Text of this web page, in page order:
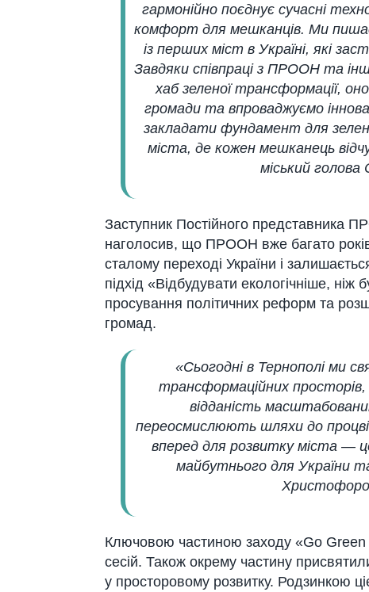
гармонійно поєднує сучасні
комфорт для мешканців. Ми
із перших міст в Україні, які
Завдяки співпраці з ПРООН та
хаб зеленої трансформації,
громади та впроваджуємо
закладати фундамент для
міста, де кожен мешканець
міський голова
Заступник Постійного представника
наголосив, що ПРООН вже багато
сталому переході України і
підхід «Відбудувати екологічніше,
просування політичних реформ та
громад.
«Сьогодні в Тернополі ми
трансформаційних
відданість
переосмислюють шляхи до
вперед для розвитку міста —
майбутнього для України
Ключовою частиною заходу «Go
сесій. Також окрему частину
у просторовому розвитку. Родзинкою